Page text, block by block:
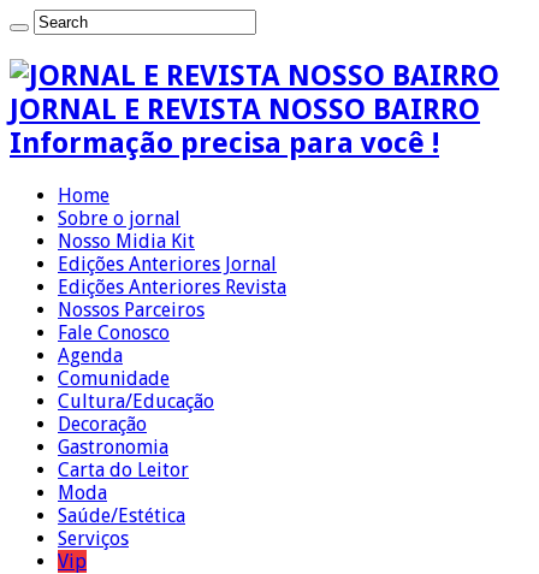
JORNAL E REVISTA NOSSO BAIRRO
Informação precisa para você !
Home
Sobre o jornal
Nosso Midia Kit
Edições Anteriores Jornal
Edições Anteriores Revista
Nossos Parceiros
Fale Conosco
Agenda
Comunidade
Cultura/Educação
Decoração
Gastronomia
Carta do Leitor
Moda
Saúde/Estética
Serviços
Vip